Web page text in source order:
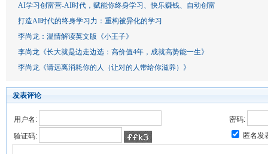
AI学习创富营-AI时代，赋能你终身学习、快乐赚钱、自动创富
打造AI时代的终身学习力：重构被异化的学习
李尚龙：温情解读英文版《小王子》
李尚龙《长大就是边走边选：高价值4年，成就高势能一生》
李尚龙《请远离消耗你的人（让对的人带给你滋养）》
发表评论
用户名:
密码:
验证码:
匿名发